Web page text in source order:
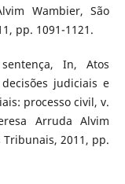
Wambier, São
pp. 1091-1121.
In, Atos
judiciais e
processo civil, v.
Arruda Alvim
Tribunais, 2011, pp.